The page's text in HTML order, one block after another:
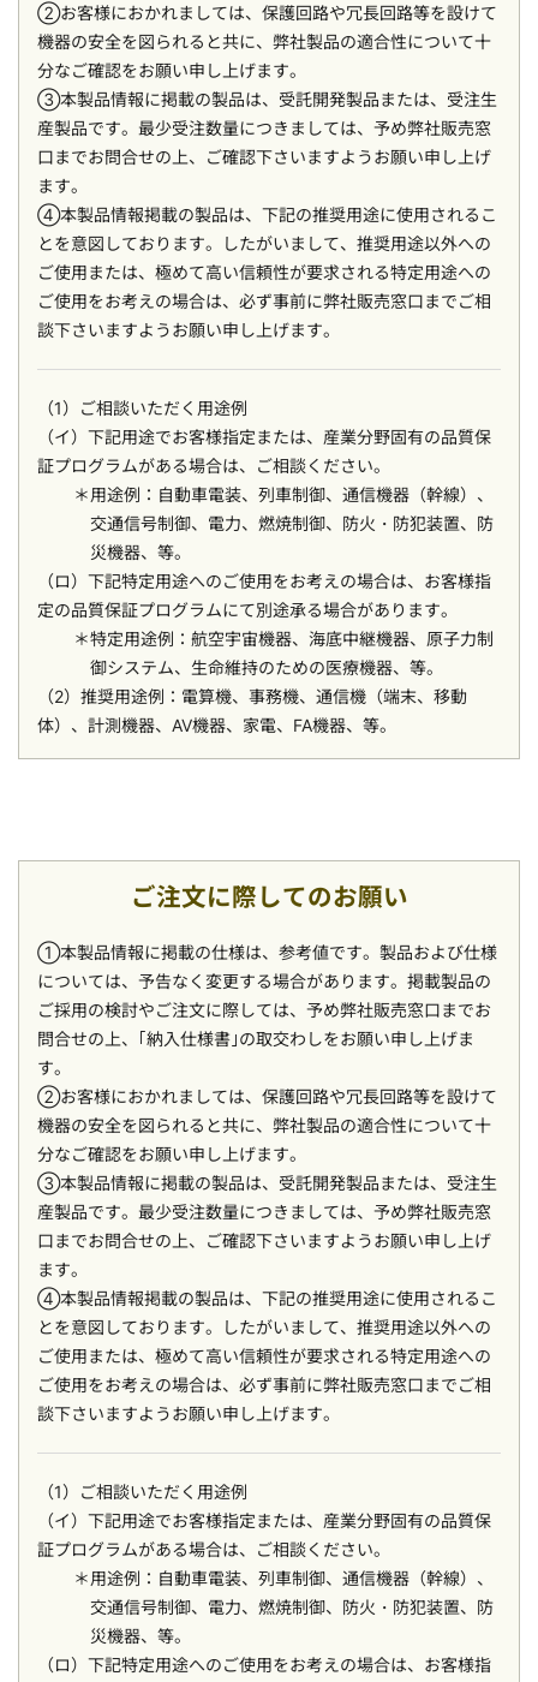
②お客様におかれましては、保護回路や冗長回路等を設けて
機器の安全を図られると共に、弊社製品の適合性について十
分なご確認をお願い申し上げます。
③本製品情報に掲載の製品は、受託開発製品または、受注生
産製品です。最少受注数量につきましては、予め弊社販売窓
口までお問合せの上、ご確認下さいますようお願い申し上げ
ます。
④本製品情報掲載の製品は、下記の推奨用途に使用されるこ
とを意図しております。したがいまして、推奨用途以外への
ご使用または、極めて高い信頼性が要求される特定用途への
ご使用をお考えの場合は、必ず事前に弊社販売窓口までご相
談下さいますようお願い申し上げます。
（1）ご相談いただく用途例
（イ）下記用途でお客様指定または、産業分野固有の品質保
証プログラムがある場合は、ご相談ください。
用途例：自動車電装、列車制御、通信機器（幹線）、
交通信号制御、電力、燃焼制御、防火・防犯装置、防
災機器、等。
（ロ）下記特定用途へのご使用をお考えの場合は、お客様指
定の品質保証プログラムにて別途承る場合があります。
特定用途例：航空宇宙機器、海底中継機器、原子力制
御システム、生命維持のための医療機器、等。
（2）推奨用途例：電算機、事務機、通信機（端末、移動
体）、計測機器、AV機器、家電、FA機器、等。
ご注文に際してのお願い
①本製品情報に掲載の仕様は、参考値です。製品および仕様
については、予告なく変更する場合があります。掲載製品の
ご採用の検討やご注文に際しては、予め弊社販売窓口までお
問合せの上、｢納入仕様書｣の取交わしをお願い申し上げま
す。
②お客様におかれましては、保護回路や冗長回路等を設けて
機器の安全を図られると共に、弊社製品の適合性について十
分なご確認をお願い申し上げます。
③本製品情報に掲載の製品は、受託開発製品または、受注生
産製品です。最少受注数量につきましては、予め弊社販売窓
口までお問合せの上、ご確認下さいますようお願い申し上げ
ます。
④本製品情報掲載の製品は、下記の推奨用途に使用されるこ
とを意図しております。したがいまして、推奨用途以外への
ご使用または、極めて高い信頼性が要求される特定用途への
ご使用をお考えの場合は、必ず事前に弊社販売窓口までご相
談下さいますようお願い申し上げます。
（1）ご相談いただく用途例
（イ）下記用途でお客様指定または、産業分野固有の品質保
証プログラムがある場合は、ご相談ください。
用途例：自動車電装、列車制御、通信機器（幹線）、
交通信号制御、電力、燃焼制御、防火・防犯装置、防
災機器、等。
（ロ）下記特定用途へのご使用をお考えの場合は、お客様指